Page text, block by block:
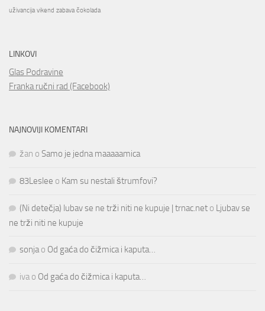
uživancija vikend zabava čokolada
LINKOVI
Glas Podravine
Franka ručni rad (Facebook)
NAJNOVIJI KOMENTARI
žan o Samo je jedna maaaaamica
83Leslee o Kam su nestali štrumfovi?
(Ni detečja) lubav se ne trži niti ne kupuje | trnac.net o Ljubav se
ne trži niti ne kupuje
sonjao Od gaća do čižmica i kaputa…
iva o Od gaća do čižmica i kaputa…